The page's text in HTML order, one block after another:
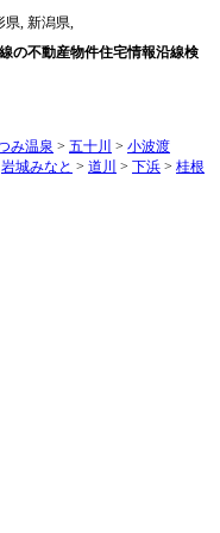
県, 新潟県,
の不動産物件住宅情報沿線検
み温泉 > 五十川 > 小波渡
岩城みなと > 道川 > 下浜 > 桂根